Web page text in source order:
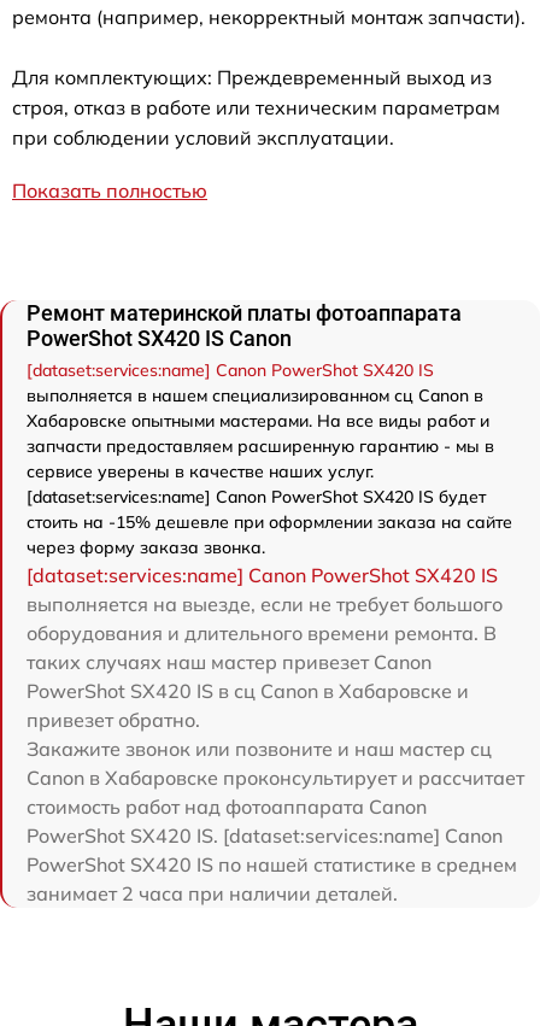
ремонта (например, некорректный монтаж запчасти).
Для комплектующих: Преждевременный выход из
строя, отказ в работе или техническим параметрам
при соблюдении условий эксплуатации.
Показать полностью
Ремонт материнской платы фотоаппарата
PowerShot SX420 IS Canon
[dataset:services:name] Canon PowerShot SX420 IS
выполняется в нашем специализированном сц Canon в
Хабаровске опытными мастерами. На все виды работ и
запчасти предоставляем расширенную гарантию - мы в
сервисе уверены в качестве наших услуг.
[dataset:services:name] Canon PowerShot SX420 IS будет
стоить на -15% дешевле при оформлении заказа на сайте
через форму заказа звонка.
[dataset:services:name] Canon PowerShot SX420 IS
выполняется на выезде, если не требует большого
оборудования и длительного времени ремонта. В
таких случаях наш мастер привезет Canon
PowerShot SX420 IS в сц Canon в Хабаровске и
привезет обратно.
Закажите звонок или позвоните и наш мастер сц
Canon в Хабаровске проконсультирует и рассчитает
стоимость работ над фотоаппарата Canon
PowerShot SX420 IS. [dataset:services:name] Canon
PowerShot SX420 IS по нашей статистике в среднем
занимает 2 часа при наличии деталей.